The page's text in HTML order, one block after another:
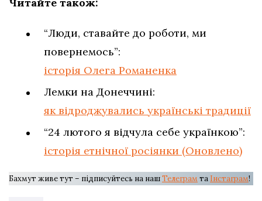
Читайте також:
“Люди, ставайте до роботи, ми
повернемось”:
історія Олега Романенка
Лемки на Донеччині:
як відроджувались українські традиції
“24 лютого я відчула себе українкою”:
історія етнічної росіянки (Оновлено)
Бахмут живе тут – підписуйтесь на нашТелеграм та Інстаграм!